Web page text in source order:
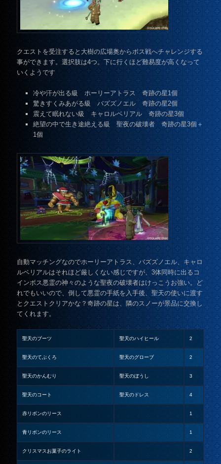
クエストを受注すると大樹の広場奥からボス戦へチャレンジする
事ができます。選択肢は4つ。下に行くほど難易度が高くなって
いくようです
冷や汗が出る級 ホーリーアトラス 奇跡の星1個
驚きすくみあがる級 バズズノエル 奇跡の星2個
震えて眠れない級 キャロルベリアル 奇跡の星3個
絶望の中で生き途絶える級 聖夜の破壊者 奇跡の星3個＋
1個
自動マッチングなのでホーリーアトラス、バズズノエル、キャロ
ルベリアルはそれほど厳しくない感じですが、3体同時に出るコ
インボス悪霊の神々のような聖夜の破壊者はけっこうお強い。ど
れでもいいので、倒して悪霊の手紙を入手後、聖天の使いに渡す
とクエストクリアかな？奇跡の星は、隣のスノーが景品に交換し
てくれます。
聖天のブーツ 聖天のハイヒール 2
聖天のてぶくろ 聖天のグローブ 2
聖天のかんむり 聖天のぼうし 3
聖天のコート 聖天のドレス 4
赤リボンのリース 1
青リボンのリース 1
クリスマスお菓子のライト 2